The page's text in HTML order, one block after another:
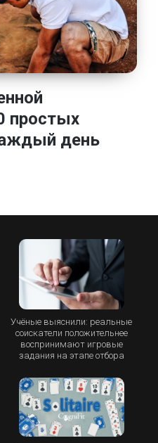
простых
день
Учёные выяснили: реальные
соискатели положительнее
воспринимают игровые
задания на этапе отбора